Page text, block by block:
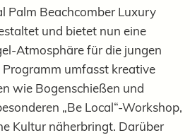
Palm Beachcomber Luxury
und bietet nun eine
Atmosphäre für die jungen
umfasst kreative
wie Bogenschießen und
„Be Local“-Workshop,
Kultur näherbringt. Darüber